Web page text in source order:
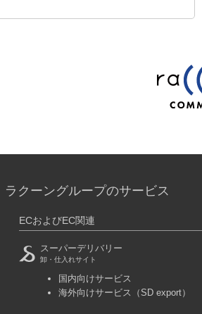
ラクーングループのサービス
ECおよびEC関連
スーパーデリバリー
卸・仕入れサイト
国内向けサービス
海外向けサービス
（SD export）